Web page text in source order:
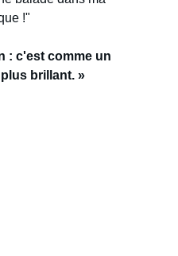
!"
: c'est comme un
brillant. »